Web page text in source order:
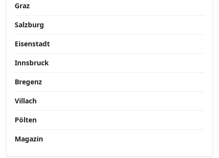
Graz
Salzburg
Eisenstadt
Innsbruck
Bregenz
Villach
Pölten
Magazin